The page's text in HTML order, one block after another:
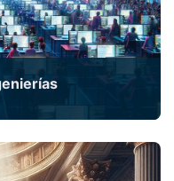
en tecnología con